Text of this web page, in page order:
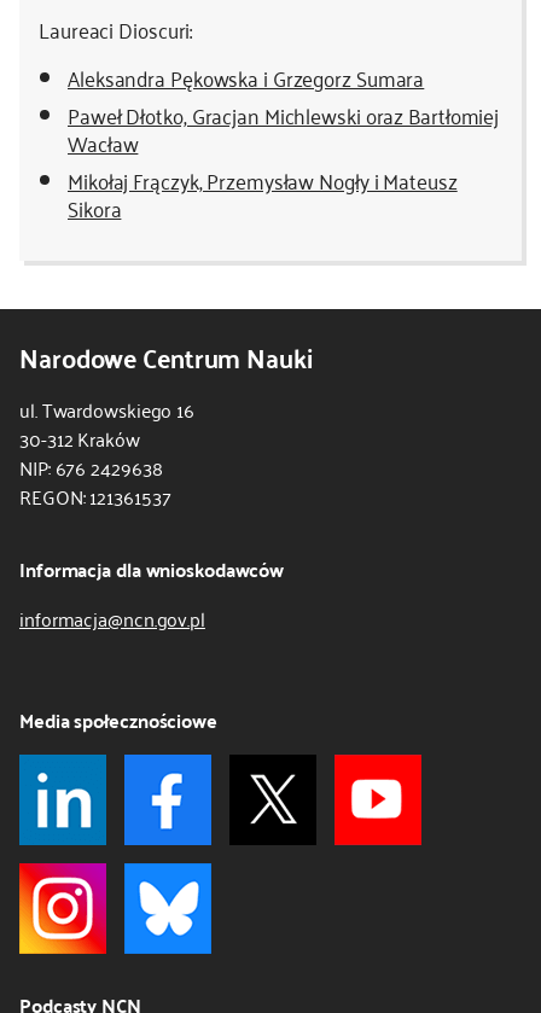
Laureaci Dioscuri:
Aleksandra Pękowska i Grzegorz Sumara
Paweł Dłotko, Gracjan Michlewski oraz Bartłomiej
Wacław
Mikołaj Frączyk, Przemysław Nogły i Mateusz
Sikora
Narodowe Centrum Nauki
ul. Twardowskiego 16
30-312 Kraków
NIP: 676 2429638
REGON: 121361537
Informacja dla wnioskodawców
informacja@ncn.gov.pl
Media społecznościowe
Podcasty NCN